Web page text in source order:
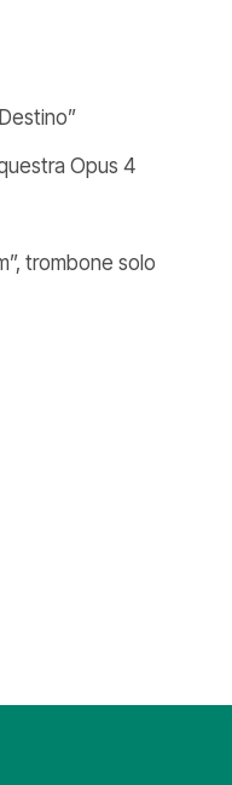
Opus 4
trombone solo